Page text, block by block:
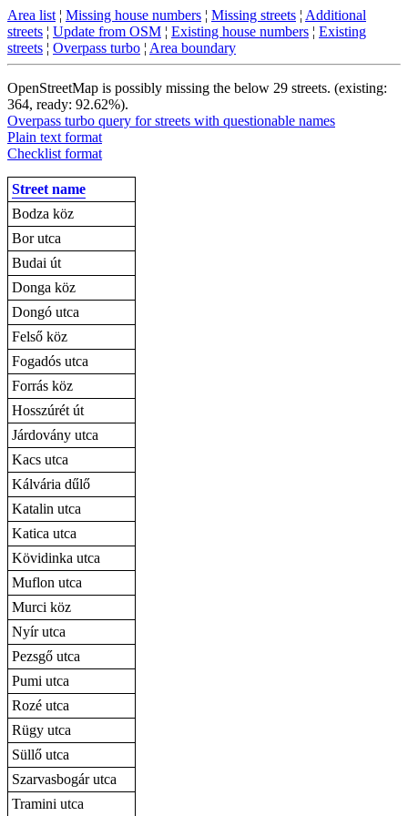
Area list ¦ Missing house numbers ¦ Missing streets ¦ Additional
streets ¦ Update from OSM ¦ Existing house numbers ¦ Existing
streets ¦ Overpass turbo ¦ Area boundary
OpenStreetMap is possibly missing the below 29 streets. (existing:
364, ready: 92.62%).
Overpass turbo query for streets with questionable names
Plain text format
Checklist format
Street name
Bodza köz
Bor utca
Budai út
Donga köz
Dongó utca
Felső köz
Fogadós utca
Forrás köz
Hosszúrét út
Járdovány utca
Kacs utca
Kálvária dűlő
Katalin utca
Katica utca
Kövidinka utca
Muflon utca
Murci köz
Nyír utca
Pezsgő utca
Pumi utca
Rozé utca
Rügy utca
Süllő utca
Szarvasbogár utca
Tramini utca